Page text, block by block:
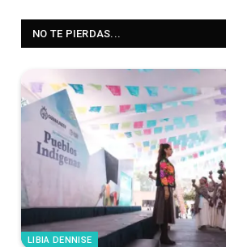
NO TE PIERDAS...
LIBIA DENNISE